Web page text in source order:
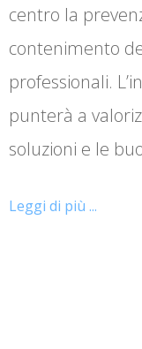
centro la
contenimento
professionali.
punterà a
soluzioni e le
Leggi di più ...